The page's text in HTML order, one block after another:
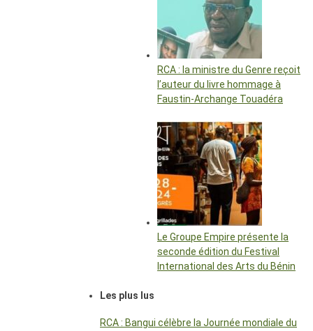
RCA : la ministre du Genre reçoit
l’auteur du livre hommage à
Faustin-Archange Touadéra
Le Groupe Empire présente la
seconde édition du Festival
International des Arts du Bénin
Les plus lus
RCA : Bangui célèbre la Journée mondiale du